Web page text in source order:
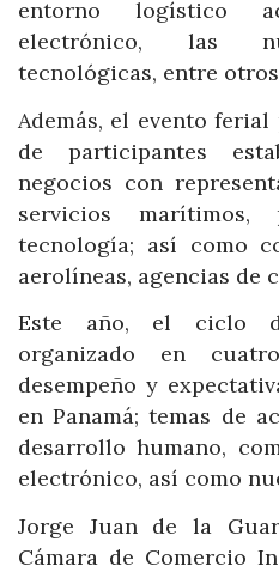
entorno logístico
electrónico, las
tecnológicas, entre
Además, el evento
de participantes
negocios con
servicios
tecnología; así como
aerolíneas, agencias de
Este año, el ciclo
organizado en
desempeño y
en Panamá; temas de
desarrollo humano,
electrónico, así como
Jorge Juan de la
Cámara de Comercio